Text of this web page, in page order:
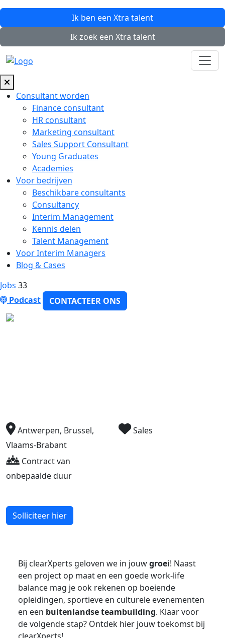
Ik ben een Xtra talent
Ik zoek een Xtra talent
Consultant worden
Finance consultant
HR consultant
Marketing consultant
Sales Support Consultant
Young Graduates
Academies
Voor bedrijven
Beschikbare consultants
Consultancy
Interim Management
Kennis delen
Talent Management
Voor Interim Managers
Blog & Cases
Jobs 33
Podcast
CONTACTEER ONS
Antwerpen, Brussel,
Vlaams-Brabant
Contract van
onbepaalde duur
Sales
Solliciteer hier
Bij clearXperts geloven we in jouwgroei! Naast
een project op maat en een goede work-life
balance mag je ook rekenen op boeiende
opleidingen, sportieve en culturele evenementen
en een buitenlandse teambuilding. Klaar voor
de volgende stap? Ontdek hier jouw toekomst bij